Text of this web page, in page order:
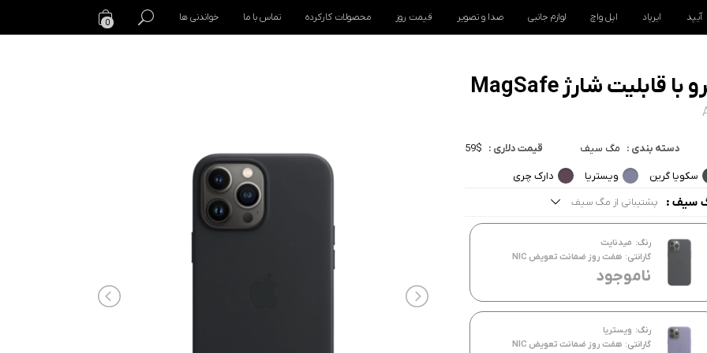
آیپد ایرپاد اپل واچ لوازم جانبی صدا و تصویر قیمت روز محصولات کارکرده تماس با ما خواندنی ها 0
دسته بندی : مگ سیف قیمت دلاری : 59$
سکویا گرین ویستریا دارک چری
سیف : پشتیبانی از مگ سیف
موارد
پشتیبانی از مگ سیف
رنگ: میدنایت
گارانتی: هفت روز ضمانت تعویض NIC
ناموجود
رنگ: ویستریا
گارانتی: هفت روز ضمانت تعویض NIC